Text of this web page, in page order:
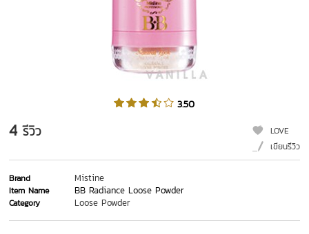
3.50
4 รีวิว
LOVE
เขียนรีวิว
Brand Mistine
Item Name BB Radiance Loose Powder
Category Loose Powder